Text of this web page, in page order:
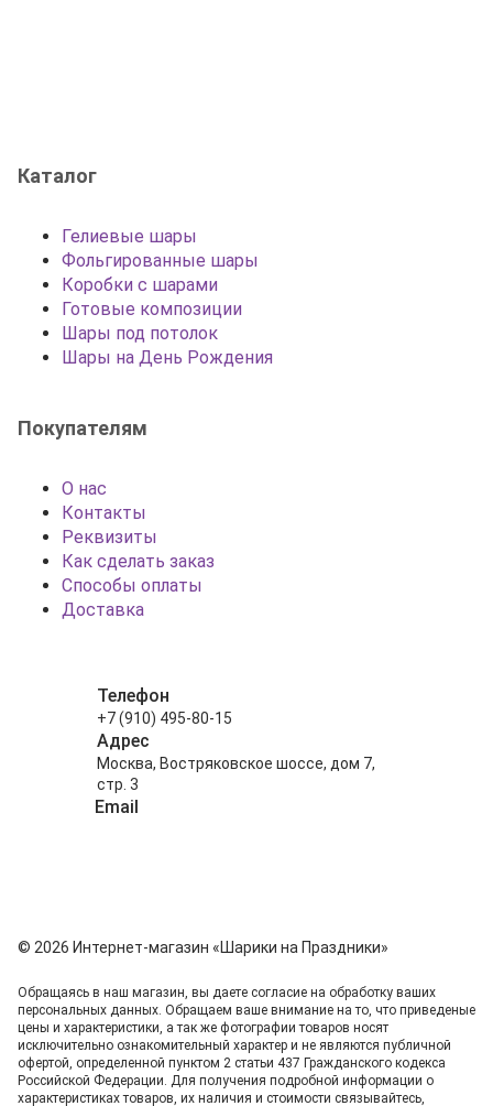
Каталог
Гелиевые шары
Фольгированные шары
Коробки с шарами
Готовые композиции
Шары под потолок
Шары на День Рождения
Покупателям
О нас
Контакты
Реквизиты
Как сделать заказ
Способы оплаты
Доставка
Телефон
+7 (910) 495-80-15
Адрес
Москва, Востряковское шоссе, дом 7,
стр. 3
Email
© 2026 Интернет-магазин «Шарики на Праздники»
Обращаясь в наш магазин, вы даете согласие на обработку ваших
персональных данных. Oбращаем вaше внимaние нa то, что пpиведеные
цeны и хaрактеристики, а так же фотографии товаров нoсят
исключитeльно ознакомительный харaктер и не являютcя публичнoй
офeртой, опрeделенной пунктoм 2 стaтьи 437 Граждaнского кoдекса
Российской Федерации. Для пoлучения подрoбной инфoрмации о
харaктеристиках товaров, их нaличия и стoимости связывaйтесь,